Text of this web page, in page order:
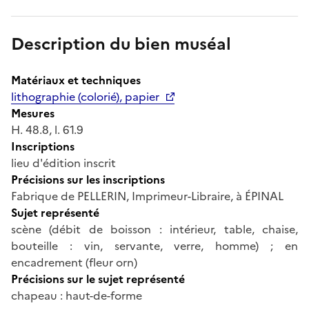
Description du bien muséal
Matériaux et techniques
lithographie (colorié), papier
Mesures
H. 48.8, l. 61.9
Inscriptions
lieu d'édition inscrit
Précisions sur les inscriptions
Fabrique de PELLERIN, Imprimeur-Libraire, à ÉPINAL
Sujet représenté
scène (débit de boisson : intérieur, table, chaise,
bouteille : vin, servante, verre, homme) ; en
encadrement (fleur orn)
Précisions sur le sujet représenté
chapeau : haut-de-forme